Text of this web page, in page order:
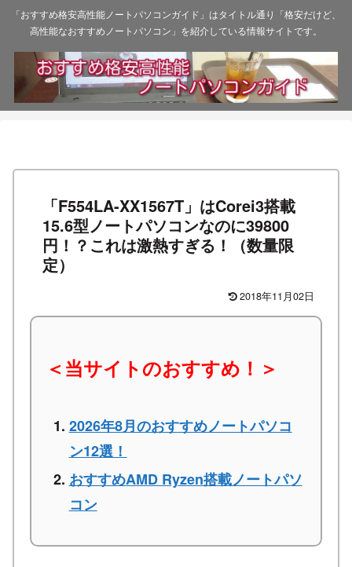
「おすすめ格安高性能ノートパソコンガイド」はタイトル通り「格安だけど、
高性能なおすすめノートパソコン」を紹介している情報サイトです。
「F554LA-XX1567T」はCorei3搭載
15.6型ノートパソコンなのに39800
円！？これは激熱すぎる！（数量限
定）
2018年11月02日
＜当サイトのおすすめ！＞
2026年8月のおすすめノートパソコ
ン12選！
おすすめAMD Ryzen搭載ノートパソ
コン